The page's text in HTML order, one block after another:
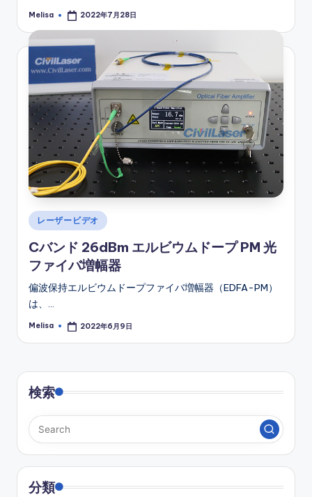
Posted
Melisa 2022年7月28日
Posted
in
レーザービデオ
Cバンド 26dBm エルビウムドープ PM 光
ファイバ増幅器
偏波保持エルビウムドープファイバ増幅器（EDFA-PM）
は、…
Posted
Melisa 2022年6月9日
検索
分類